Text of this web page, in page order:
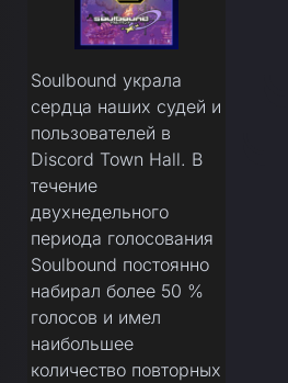
Soulbound украла
сердца наших судей и
пользователей в
Discord Town Hall. В
течение
двухнедельного
периода голосования
Soulbound постоянно
набирал более 50 %
голосов и имел
наибольшее
количество повторных